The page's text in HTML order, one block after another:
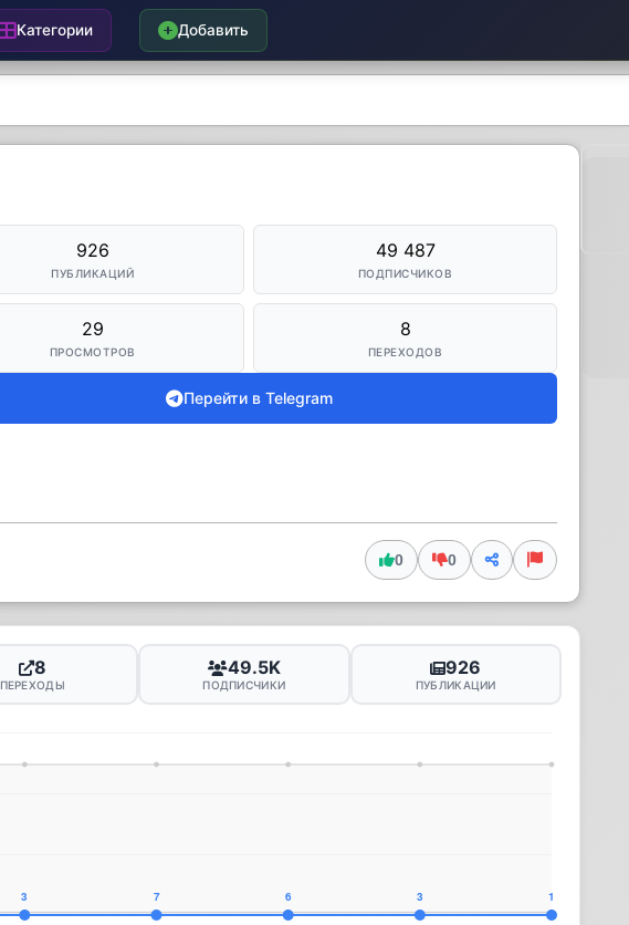
Категории Добавить
926
ПУБЛИКАЦИЙ
49 487
ПОДПИСЧИКОВ
29
ПРОСМОТРОВ
8
ПЕРЕХОДОВ
Перейти в Telegram
0 0
8
ПЕРЕХОДЫ
49.5K
ПОДПИСЧИКИ
926
ПУБЛИКАЦИИ